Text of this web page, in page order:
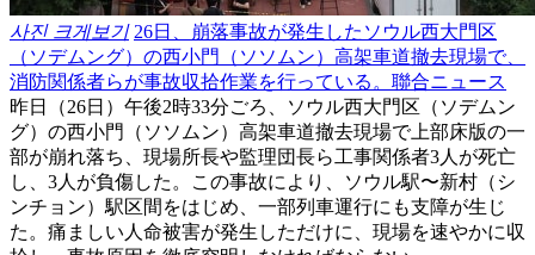
사진 크게보기 26日、崩落事故が発生したソウル西大門区
（ソデムング）の西小門（ソソムン）高架車道撤去現場で、
消防関係者らが事故収拾作業を行っている。聯合ニュース
昨日（26日）午後2時33分ごろ、ソウル西大門区（ソデムン
グ）の西小門（ソソムン）高架車道撤去現場で上部床版の一
部が崩れ落ち、現場所長や監理団長ら工事関係者3人が死亡
し、3人が負傷した。この事故により、ソウル駅〜新村（シ
ンチョン）駅区間をはじめ、一部列車運行にも支障が生じ
た。痛ましい人命被害が発生しただけに、現場を速やかに収